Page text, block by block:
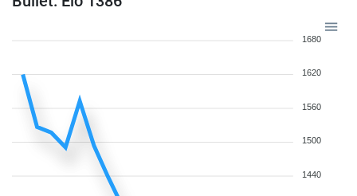
1680
1620
1560
1500
1440